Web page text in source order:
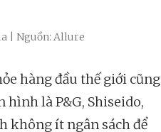
| Nguồn: Allure
hàng đầu thế giới cũng
hình là P&G, Shiseido,
không ít ngân sách để